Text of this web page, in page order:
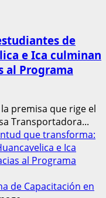
de
e Ica culminan
al Programa
premisa que rige el
Transportadora...
que transforma:
e Ica
al Programa
de Capacitación en